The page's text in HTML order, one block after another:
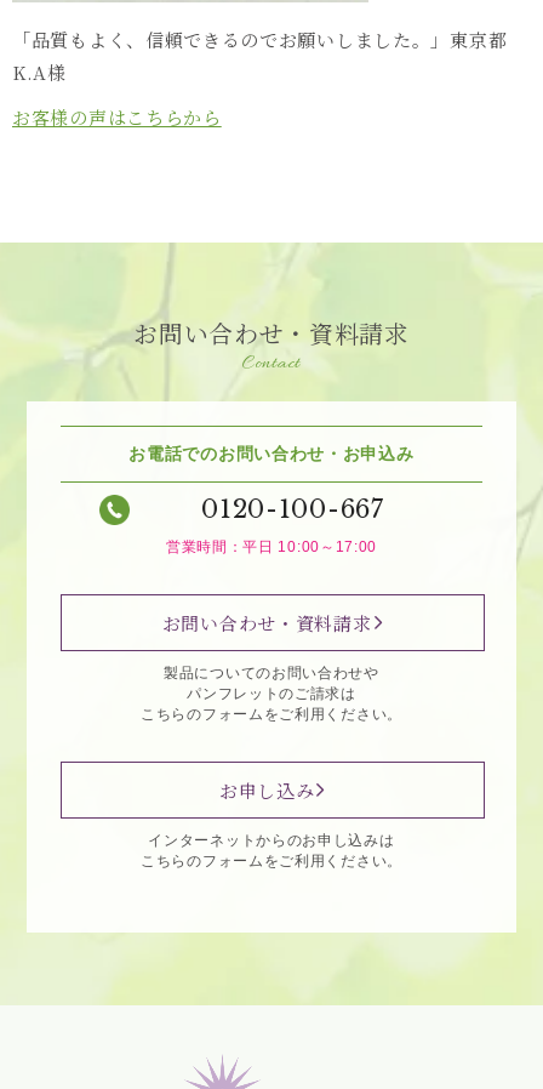
「品質もよく、信頼できるのでお願いしました。」東京都
K.A様
お客様の声はこちらから
お問い合わせ・資料請求
Contact
お電話でのお問い合わせ・お申込み
0120-100-667
営業時間：平日 10:00～17:00
お問い合わせ・資料請求
製品についてのお問い合わせや
パンフレットのご請求は
こちらのフォームをご利用ください。
お申し込み
インターネットからのお申し込みは
こちらのフォームをご利用ください。